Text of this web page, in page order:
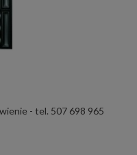
- tel. 507 698 965